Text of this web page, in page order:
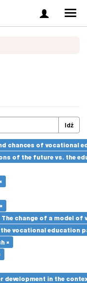
Zaloguj
się
Idź
chances of vocational
of the future vs. the
change of a model
vocational education
×
development in the